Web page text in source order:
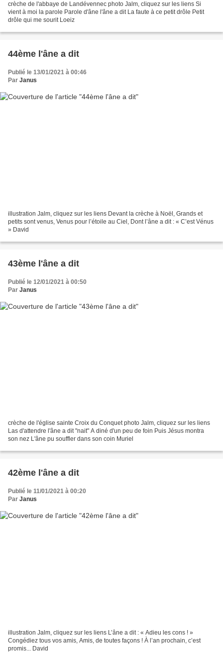
crèche de l'abbaye de Landévennec photo Jalm, cliquez sur les liens Si
vient à moi la parole Parole d'âne l'âne a dit La faute à ce petit drôle Petit
drôle qui me sourit Loeiz
44ème l'âne a dit
Publié le 13/01/2021 à 00:46
Par Janus
illustration Jalm, cliquez sur les liens Devant la crèche à Noël, Grands et
petits sont venus, Venus pour l’étoile au Ciel, Dont l’âne a dit : « C’est Vénus
» David
43ème l'âne a dit
Publié le 12/01/2021 à 00:50
Par Janus
crèche de l'église sainte Croix du Conquet photo Jalm, cliquez sur les liens
Las d'attendre l'âne a dit "nait" A diné d'un peu de foin Puis Jésus montra
son nez L'âne pu souffler dans son coin Muriel
42ème l'âne a dit
Publié le 11/01/2021 à 00:20
Par Janus
illustration Jalm, cliquez sur les liens L’âne a dit : « Adieu les cons ! »
Congédiez tous vos amis, Amis, de toutes façons ! À l’an prochain, c’est
promis... David